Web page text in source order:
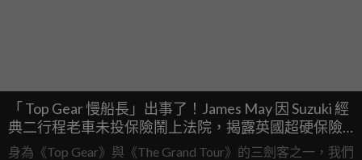
「 Top Gear 慢船長」出事了！James May 因 Suzuki 經
典二行程老車未投保險鬧上法院，揭露英國超硬保險
法規
身為《Top Gear》與《The Grand Tour》的三劍客之一，我們